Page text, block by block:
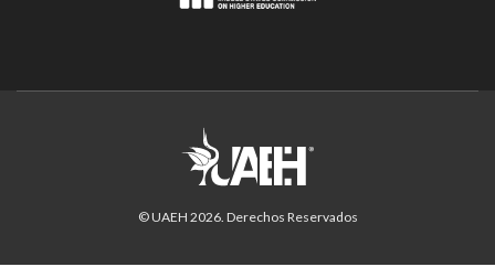
© UAEH 2026. Derechos Reservados